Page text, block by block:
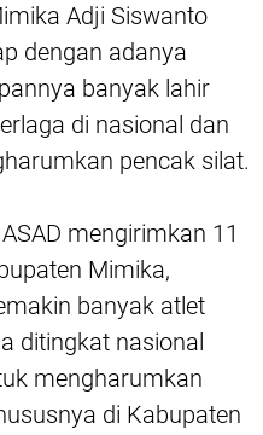
Adji Siswanto
dengan adanya
banyak lahir
di nasional dan
pencak silat.
mengirimkan 11
Mimika,
banyak atlet
ditingkat nasional
mengharumkan
di Kabupaten